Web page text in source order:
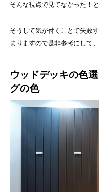
そんな視点で見てなかった！
そうして気が付くことで失敗
まりますので是非参考にして
ウッドデッキの色
グの色